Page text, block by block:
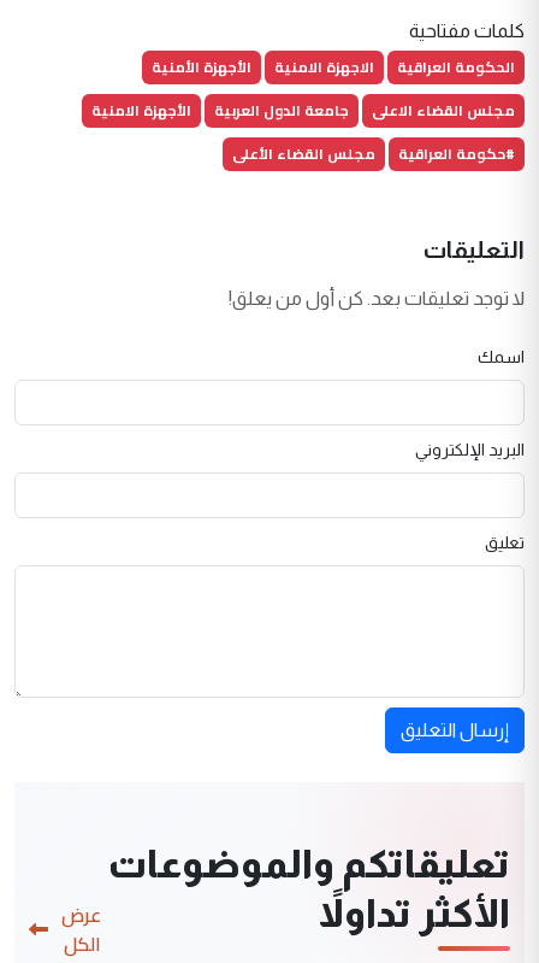
كلمات مفتاحية
الحكومة العراقية الاجهزة الامنية
الأجهزة الأمنية
مجلس القضاء الاعلى
جامعة الدول العربية
الأجهزة الامنية
#حكومة العراقية
مجلس القضاء الأعلى
التعليقات
لا توجد تعليقات بعد. كن أول من يعلق!
اسمك
البريد الإلكتروني
تعليق
إرسال التعليق
تعليقاتكم والموضوعات
الأكثر تداولاً
عرض
الكل